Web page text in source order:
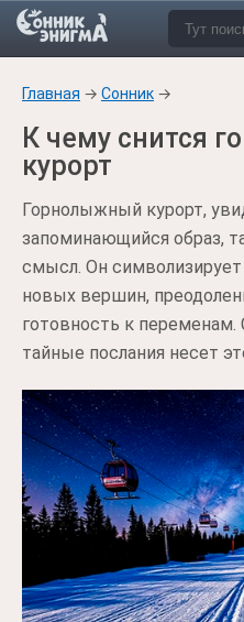
Главная → Сонник →
К чему снится
курорт
Горнолыжный курорт,
запоминающийся образ,
смысл. Он
новых вершин,
готовность к переменам.
тайные послания несет